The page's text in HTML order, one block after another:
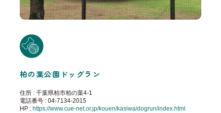
柏の葉公園ドッグラン
住所 : 千葉県柏市柏の葉4-1
電話番号 : 04-7134-2015
HP :https://www.cue-net.or.jp/kouen/kasiwa/dogrun/index.html